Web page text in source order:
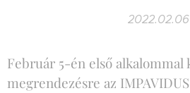
2022.02.06
Február 5-én első alkalommal
megrendezésre az